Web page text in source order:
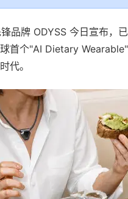
牌 ODYSS 今日宣布，
首个"AI Dietary Wearable"
代。